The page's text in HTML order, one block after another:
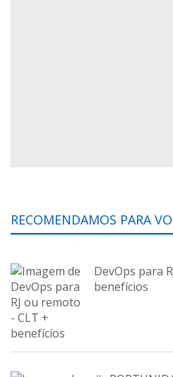
RECOMENDAMOS PARA
DevOps para
benefícios